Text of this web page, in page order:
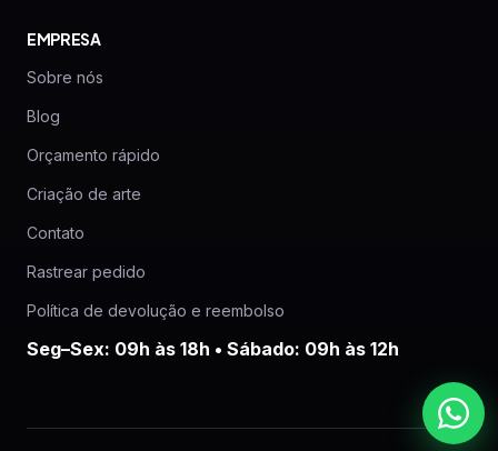
EMPRESA
Sobre nós
Blog
Orçamento rápido
Criação de arte
Contato
Rastrear pedido
Política de devolução e reembolso
Seg–Sex: 09h às 18h • Sábado: 09h às 12h